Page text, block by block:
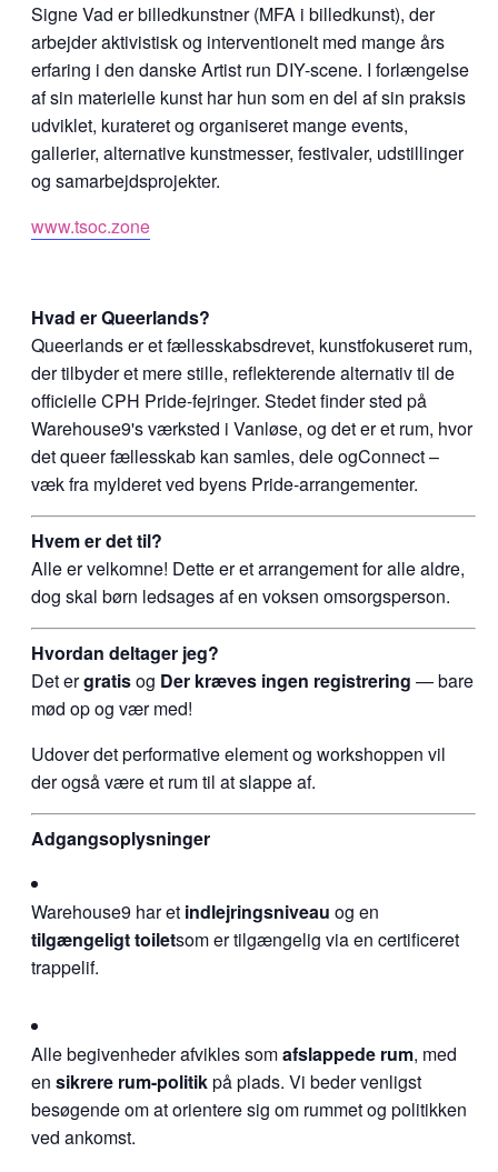
Signe Vad er billedkunstner (MFA i billedkunst), der
arbejder aktivistisk og interventionelt med mange års
erfaring i den danske Artist run DIY-scene. I forlængelse
af sin materielle kunst har hun som en del af sin praksis
udviklet, kurateret og organiseret mange events,
gallerier, alternative kunstmesser, festivaler, udstillinger
og samarbejdsprojekter.
www.tsoc.zone
Hvad er Queerlands?
Queerlands er et fællesskabsdrevet, kunstfokuseret rum,
der tilbyder et mere stille, reflekterende alternativ til de
officielle CPH Pride-fejringer. Stedet finder sted på
Warehouse9's værksted i Vanløse, og det er et rum, hvor
det queer fællesskab kan samles, dele ogConnect –
væk fra mylderet ved byens Pride-arrangementer.
Hvem er det til?
Alle er velkomne! Dette er et arrangement for alle aldre,
dog skal børn ledsages af en voksen omsorgsperson.
Hvordan deltager jeg?
Det ergratisog Der kræves ingen registrering — bare
mød op og vær med!
Udover det performative element og workshoppen vil
der også være et rum til at slappe af.
Adgangsoplysninger
Warehouse9 har et indlejringsniveau og en
tilgængeligt toiletsom er tilgængelig via en certificeret
trappelif.
Alle begivenheder afvikles somafslappede rum, med
ensikrere rum-politikpå plads. Vi beder venligst
besøgende om at orientere sig om rummet og politikken
ved ankomst.